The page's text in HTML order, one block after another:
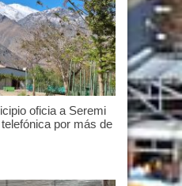
oficia a Seremi
por más de